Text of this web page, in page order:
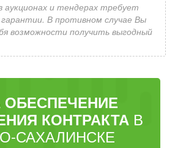
и тендерах требует
гарантии. В противном случае Вы
возможности получить выгодный
ОБЕСПЕЧЕНИЕ
КОНТРАКТАВ
САХАЛИНСКЕ